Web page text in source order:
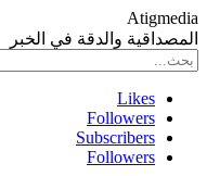
Atigmedia
المصداقية والدقة في الخبر
Likes
Followers
Subscribers
Followers